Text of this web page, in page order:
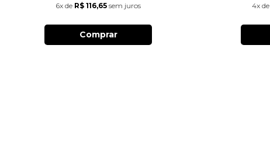
6x de R$ 116,65 sem juros
Comprar
4xde